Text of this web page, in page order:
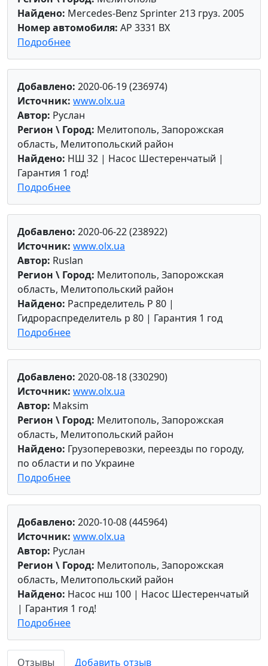
Найдено: Mercedes-Benz Sprinter 213 груз. 2005
Номер автомобиля: AP 3331 BX
Подробнее
Добавлено: 2020-06-19 (236974)
Источник: www.olx.ua
Автор: Руслан
Регион \ Город: Мелитополь, Запорожская
область, Мелитопольский район
Найдено: НШ 32 | Насос Шестеренчатый |
Гарантия 1 год!
Подробнее
Добавлено: 2020-06-22 (238922)
Источник: www.olx.ua
Автор: Ruslan
Регион \ Город: Мелитополь, Запорожская
область, Мелитопольский район
Найдено: Распределитель Р 80 |
Гидрораспределитель р 80 | Гарантия 1 год
Подробнее
Добавлено: 2020-08-18 (330290)
Источник: www.olx.ua
Автор: Maksim
Регион \ Город: Мелитополь, Запорожская
область, Мелитопольский район
Найдено: Грузоперевозки, переезды по городу,
по области и по Украине
Подробнее
Добавлено: 2020-10-08 (445964)
Источник: www.olx.ua
Автор: Руслан
Регион \ Город: Мелитополь, Запорожская
область, Мелитопольский район
Найдено: Насос нш 100 | Насос Шестеренчатый
| Гарантия 1 год!
Подробнее
Отзывы Добавить отзыв